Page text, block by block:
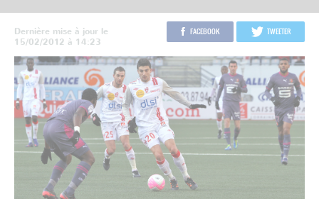
Dernière mise à jour le
15/02/2012 à 14:23
FACEBOOK TWEETER